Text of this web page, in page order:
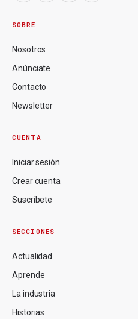
SOBRE
Nosotros
Anúnciate
Contacto
Newsletter
CUENTA
Iniciar sesión
Crear cuenta
Suscríbete
SECCIONES
Actualidad
Aprende
La industria
Historias